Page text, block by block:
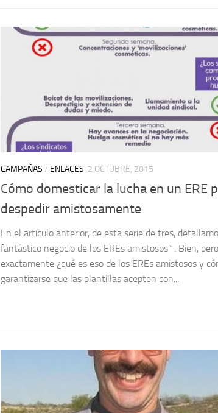
CAMPAÑAS / ENLACES 2 OCTUBRE, 2015
Cómo domesticar la lucha en un ERE
despedir amistosamente
En el artículo anterior, de esta serie de tres,
fantástico negocio de los EREs amistosos” . Bien, pero
exactamente ¿qué es eso de los EREs amistosos y
garantizarse que las plantillas acepten con...